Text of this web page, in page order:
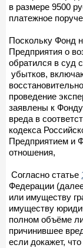
в размере 9500
платежное
Поскольку Фонд
Предприятия о
обратился в суд
убытков,
проведение
заявлены к
вреда в
кодекса
Предприятием и
отношения,
Согласно статье
Федерации
или имуществу
имуществу
полном объёме
причинившее
если докажет,